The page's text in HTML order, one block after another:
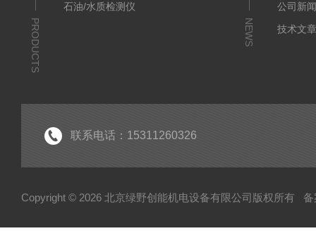
PRODUCTS
石油/水质检测仪
NEWS
公司新
技术文
联系电话：15311260326
Copyright © 2026 北京绿野创能机电设备有限公司版权所有 备